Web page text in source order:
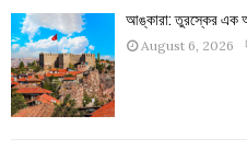
আঙ্কারা: তুরস্কের এক
August 6, 2026